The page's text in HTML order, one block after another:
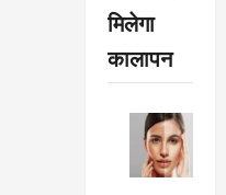
मिलेगा
कालापन